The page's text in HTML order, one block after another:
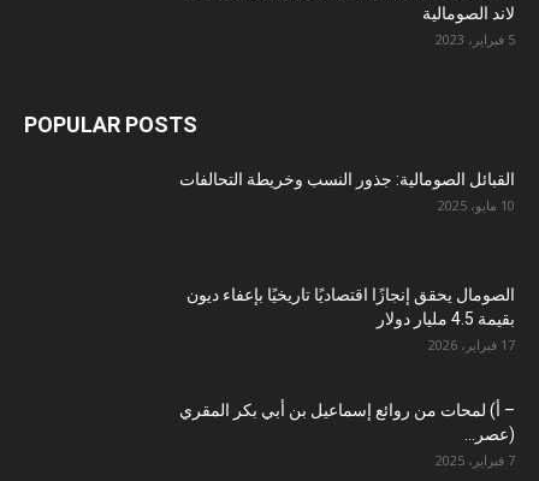
لاند الصومالية
5 فبراير، 2023
POPULAR POSTS
القبائل الصومالية: جذور النسب وخريطة التحالفات
10 مايو، 2025
الصومال يحقق إنجازًا اقتصاديًا تاريخيًا بإعفاء ديون
بقيمة 4.5 مليار دولار
17 فبراير، 2026
– أ) لمحات من روائع إسماعيل بن أبي بكر المقري
(عصر...
7 فبراير، 2025